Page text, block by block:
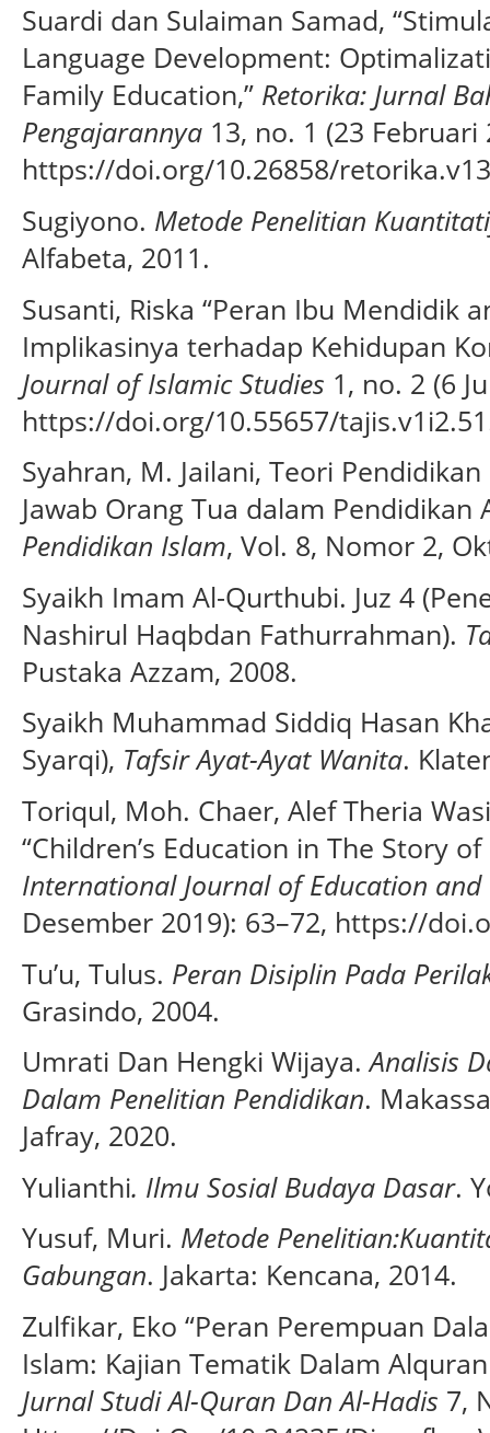
Suardi dan Sulaiman Samad,
Language Development:
Family Education,” Retorika: Jurnal
Pengajarannya 13, no. 1 (23 Februari
https://doi.org/10.26858/
Sugiyono. Metode Penelitian
Alfabeta, 2011.
Susanti, Riska “Peran Ibu Mendidik
Implikasinya terhadap Kehidupan
Journal of Islamic Studies 1, no. 2 (6
https://doi.org/10.55657/
Syahran, M. Jailani, Teori
Jawab Orang Tua dalam Pendidikan
Pendidikan Islam, Vol. 8, Nomor 2,
Syaikh Imam Al-Qurthubi. Juz 4
Nashirul Haqbdan Fathurrahman).
Pustaka Azzam, 2008.
Syaikh Muhammad Siddiq Hasan
Syarqi), Tafsir Ayat-Ayat Wanita.
Toriqul, Moh. Chaer, Alef Theria
“Children’s Education in The Story
International Journal of Education and
Desember 2019): 63–72, https://
Tu’u, Tulus. Peran Disiplin Pada
Grasindo, 2004.
Umrati Dan Hengki Wijaya.Analisis
Dalam Penelitian Pendidikan.
Jafray, 2020.
Yulianthi. Ilmu Sosial Budaya Dasar.
Yusuf, Muri. Metode
Gabungan. Jakarta: Kencana, 2014.
Zulfikar, Eko “Peran Perempuan
Islam: Kajian Tematik Dalam
Jurnal Studi Al-Quran Dan Al-Hadis 7,